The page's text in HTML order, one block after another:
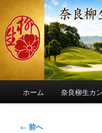
ン
コ
ン
へ
奈良柳生カ
ブログ
季節の話題、クラブの
筆、喜怒哀楽などを気ま
ホーム 奈良柳生カ
投
← 前へ